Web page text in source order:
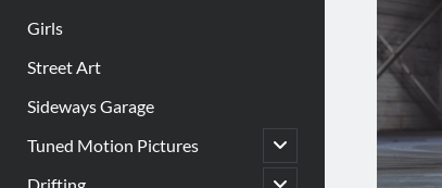
Girls
Street Art
Sideways Garage
Tuned Motion Pictures
Untermenü
öffnen
Untermenü